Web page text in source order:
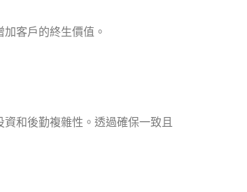
客戶的終生價值。
和後勤複雜性。透過確保一致且